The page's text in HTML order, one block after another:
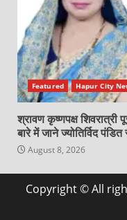
Featured Hapur City
श्रावण कृष्णपक्ष शिवरात्री
बारे में जाने ज्योतिर्विद
August 8, 2026
Copyright © All